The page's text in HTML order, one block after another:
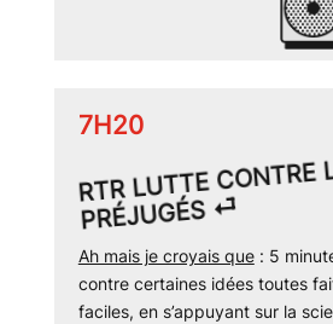
7H20
RTR LUTTE CONTRE
PRÉJUGÉS ⏎
Ah mais je croyais que: 5
contre certaines idées toutes
faciles, en s’appuyant sur la